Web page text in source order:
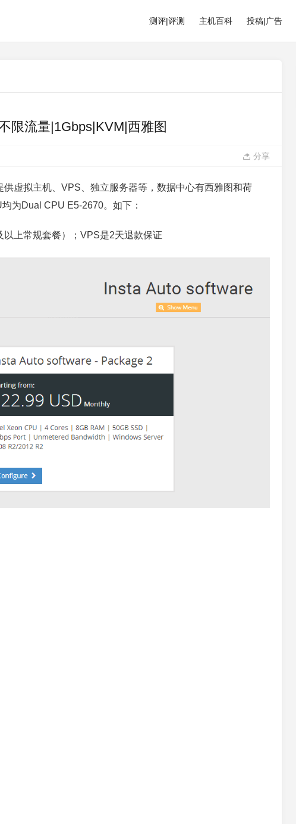
测评|评测 主机百科 投稿|广告
限流量|1Gbps|KVM|西雅图
分享
虚拟主机、VPS、独立服务器等，数据中心有西雅图和荷
为Dual CPU E5-2670。如下：
上常规套餐）；VPS是2天退款保证